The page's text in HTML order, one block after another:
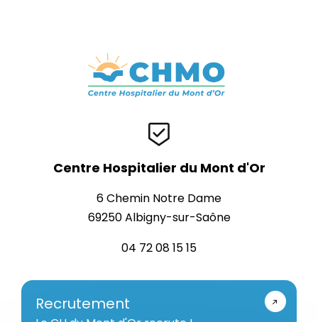
Centre Hospitalier du Mont d'Or
6 Chemin Notre Dame
69250 Albigny-sur-Saône
04 72 08 15 15
Recrutement